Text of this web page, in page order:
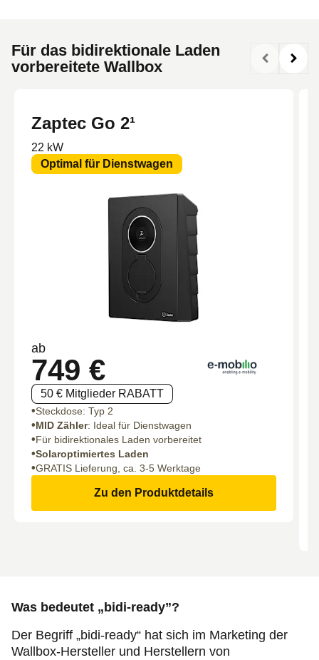
Für das bidirektionale Laden
vorbereitete Wallbox
Zaptec Go 2¹
22 kW
Optimal für Dienstwagen
ab
749 €
50 € Mitglieder RABATT
Steckdose: Typ 2
MID Zähler: Ideal für Dienstwagen
Für bidirektionales Laden vorbereitet
Solaroptimiertes Laden
GRATIS Lieferung, ca. 3-5 Werktage
Zu den Produktdetails
Was bedeutet „bidi-ready”?
Der Begriff „bidi-ready“ hat sich im Marketing der
Wallbox-Hersteller und Herstellern von